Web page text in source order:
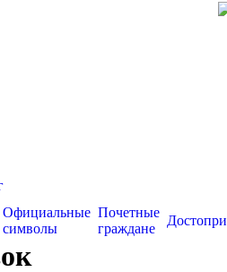
Официальные
символы
Почетные
граждане